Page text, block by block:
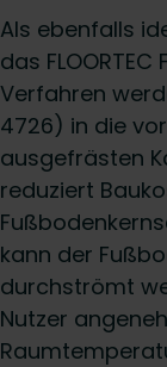
Als ebenfalls
das
Verfahren
4726) in die
ausgefrästen
reduziert
kann der
durchströmt
Nutzer